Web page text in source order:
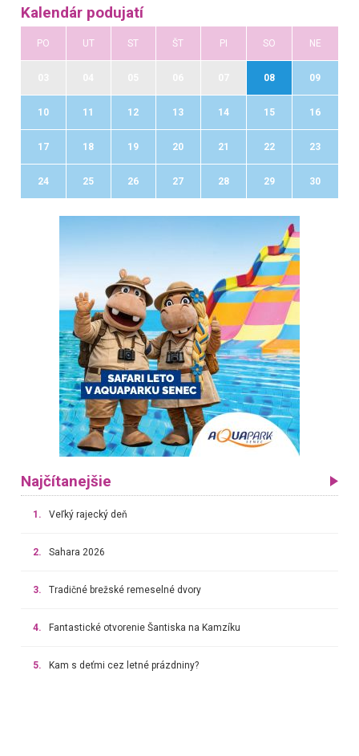
Kalendár podujatí
PO UT ST ŠT PI SO NE
08 09
10 11 12 13 14 15 16
17 18 19 20 21 22 23
24 25 26 27 28 29 30
Najčítanejšie
1. Veľký rajecký deň
2. Sahara 2026
3. Tradičné brežské remeselné dvory
4. Fantastické otvorenie Šantiska na Kamzíku
5. Kam s deťmi cez letné prázdniny?